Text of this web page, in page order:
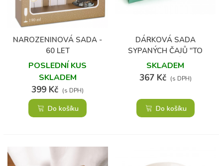
NAROZENINOVÁ SADA -
60 LET
POSLEDNÍ KUS
SKLADEM
399 Kč (s DPH)
Do košíku
DÁRKOVÁ SADA
SYPANÝCH ČAJŮ "TO
NEJLEPŠÍ"
SKLADEM
367 Kč (s DPH)
Do košíku